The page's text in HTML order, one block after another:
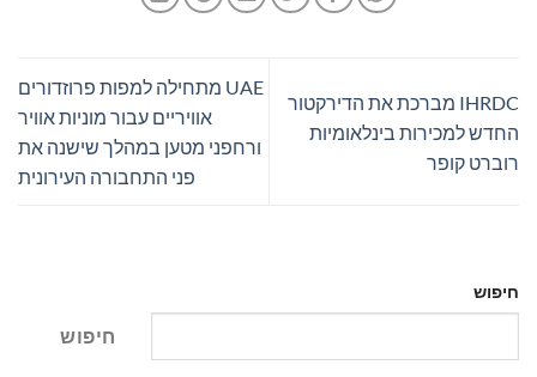
IHRDC מברכת את הדירקטור
החדש למכירות בינלאומיות
רוברט קופר
UAE מתחילה למפות פרוזדורים
אוויריים עבור מוניות אוויר
ורחפני מטען במהלך שישנה את
פני התחבורה העירונית
חיפוש
חיפוש